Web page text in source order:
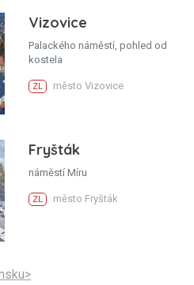
Vizovice
Palackého náměstí, pohled od
kostela
ZL město Vizovice
Fryšták
náměstí Míru
ZL město Fryšták